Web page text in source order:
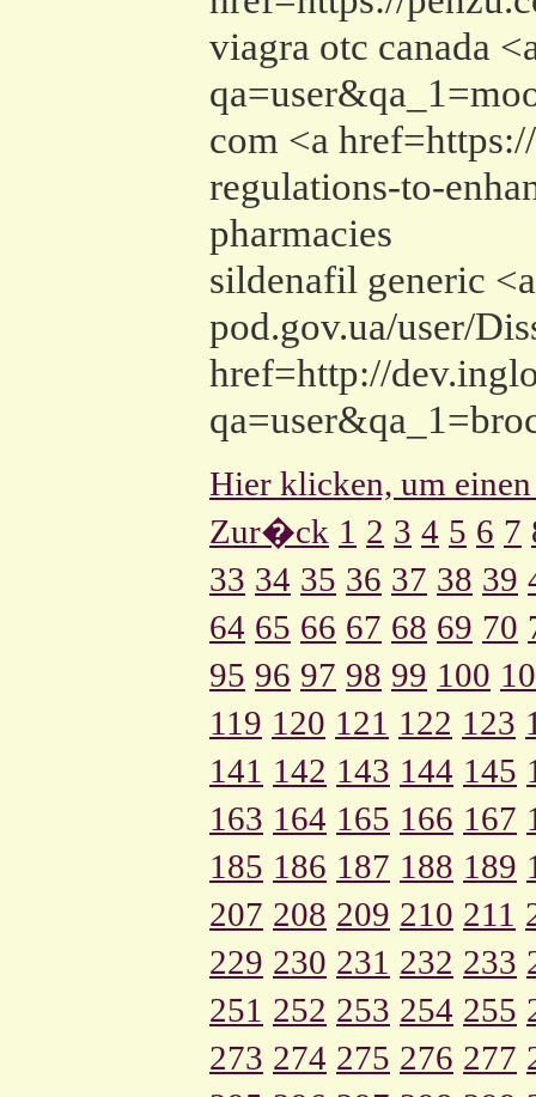
viagra otc canada
com <a
regulations-to-
pharmacies
sildenafil generic
pod.gov.ua/user/
href=http://
Hier klicken, um
Zur�ck 1 2 3 4 5 6 7
33 34 35 36 37 38 39
64 65 66 67 68 69 70
95 96 97 98 99 100
119 120 121 122 123
141 142 143 144 145
163 164 165 166 167
185 186 187 188 189
207 208 209 210 211
229 230 231 232 233
251 252 253 254 255
273 274 275 276 277